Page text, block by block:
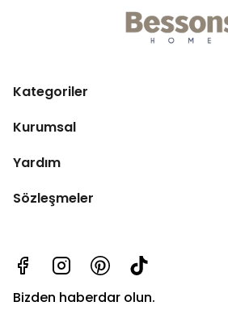
Kategoriler
Kurumsal
Yardım
Sözleşmeler
Bizden haberdar olun.